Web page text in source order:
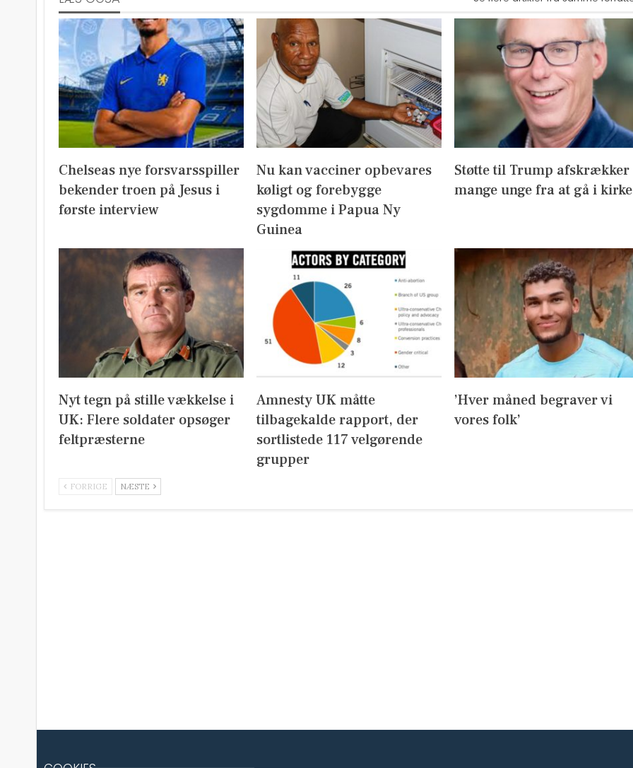
Chelseas nye forsvarsspiller
bekender troen på Jesus i
første interview
Nu kan vacciner opbevares
køligt og forebygge
sygdomme i Papua Ny
Guinea
Støtte til Trump afskrækker
mange unge fra at gå i kirke
Nyt tegn på stille vækkelse i
UK: Flere soldater opsøger
feltpræsterne
Amnesty UK måtte
tilbagekalde rapport, der
sortlistede 117 velgørende
grupper
’Hver måned begraver vi
vores folk’
FORRIGE NÆSTE